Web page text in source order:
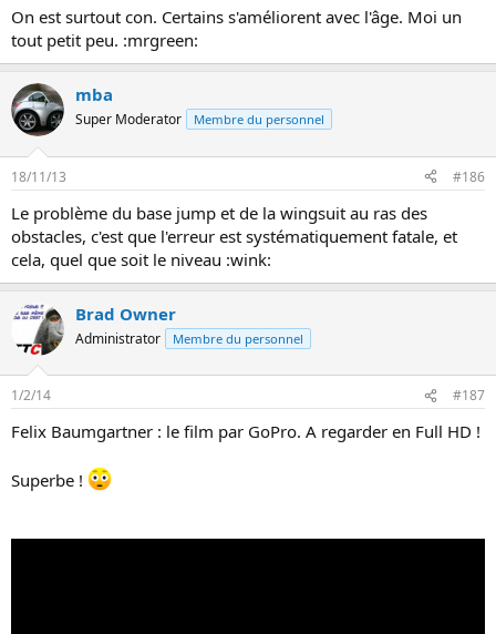
On est surtout con. Certains s'améliorent avec l'âge. Moi un
tout petit peu. :mrgreen:
mba
Super Moderator Membre du personnel
18/11/13 #186
Le problème du base jump et de la wingsuit au ras des
obstacles, c'est que l'erreur est systématiquement fatale, et
cela, quel que soit le niveau :wink:
Brad Owner
Administrator Membre du personnel
1/2/14 #187
Felix Baumgartner : le film par GoPro. A regarder en Full HD !
Superbe !